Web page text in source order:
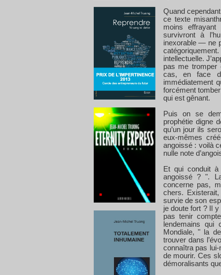
Quand
ce texte
moins effrayant
survivront à
inexorable — ne
intellectuelle.
pas me tromper
cas, en face
immédiatement
forcément
qui est gênant.
Puis on se
prophétie digne
qu’un jour ils
eux-mêmes
angoissé : voilà
nulle note
Et qui conduit
angoissé ? ".
concerne pas,
chers.
survie de son
je doute fort ? Il
pas tenir
lendemains
Mondiale, " la
trouver dans
connaîtra pas
de mourir. Ces
démoralisants